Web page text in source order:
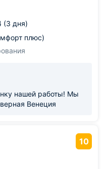
(3 дня)
плюс)
нашей работы! Мы
Венеция
10